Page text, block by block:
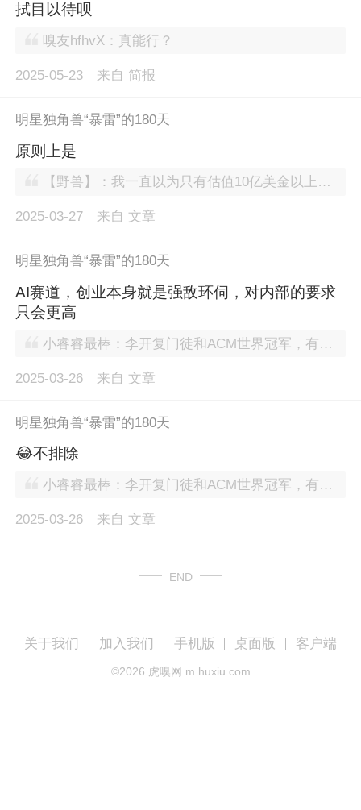
拭目以待呗
嗅友hfhvX：真能行？
2025-05-23 来自 简报
明星独角兽“暴雷”的180天
原则上是
【野兽】：我一直以为只有估值10亿美金以上的才叫明星独角兽
2025-03-27 来自 文章
明星独角兽“暴雷”的180天
AI赛道，创业本身就是强敌环伺，对内部的要求
只会更高
小睿睿最棒：李开复门徒和ACM世界冠军，有没有可能这个光环他就不咋地？
2025-03-26 来自 文章
明星独角兽“暴雷”的180天
😂不排除
小睿睿最棒：李开复门徒和ACM世界冠军，有没有可能这个光环他就不咋地？
2025-03-26 来自 文章
END
关于我们 加入我们 手机版 桌面版 客户端
©2026 虎嗅网 m.huxiu.com